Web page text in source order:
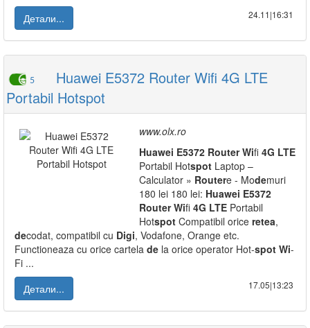
Детали...
24.11|16:31
5
Huawei E5372 Router Wifi 4G LTE
Portabil Hotspot
www.olx.ro
Huawei E5372 Router Wifi 4G LTE
Portabil Hotspot Laptop –
Calculator » Routere - Modemuri
180 lei 180 lei: Huawei E5372
Router Wifi 4G LTE Portabil
Hotspot Compatibil orice retea,
decodat, compatibil cu Digi, Vodafone, Orange etc.
Functioneaza cu orice cartela de la orice operator Hot-spot Wi-
Fi ...
Детали...
17.05|13:23